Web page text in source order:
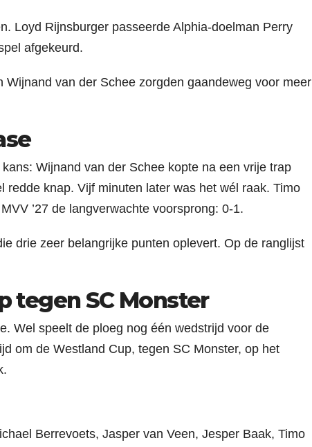
Loyd Rijnsburger passeerde Alphia-doelman Perry
afgekeurd.
van der Schee zorgden gaandeweg voor meer
Wijnand van der Schee kopte na een vrije trap
knap. Vijf minuten later was het wél raak. Timo
’27 de langverwachte voorsprong: 0-1.
drie zeer belangrijke punten oplevert. Op de ranglijst
tegen SC Monster
Wel speelt de ploeg nog één wedstrijd voor de
om de Westland Cup, tegen SC Monster, op het
Berrevoets, Jasper van Veen, Jesper Baak, Timo